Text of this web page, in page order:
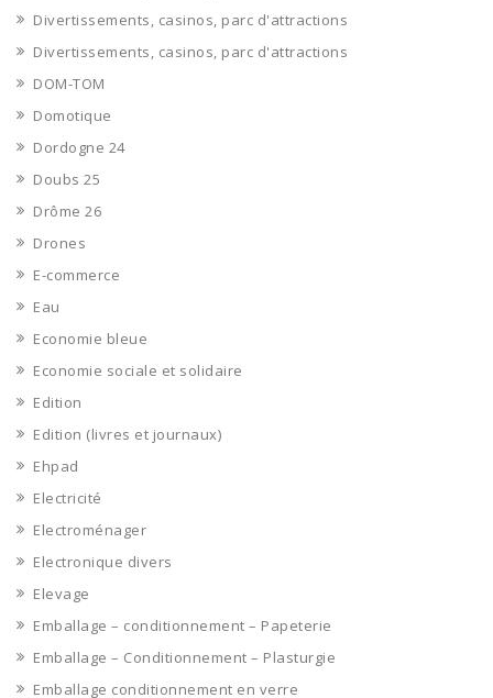
Divertissements, casinos, parc d'attractions
Divertissements, casinos, parc d'attractions
DOM-TOM
Domotique
Dordogne 24
Doubs 25
Drôme 26
Drones
E-commerce
Eau
Economie bleue
Economie sociale et solidaire
Edition
Edition (livres et journaux)
Ehpad
Electricité
Electroménager
Electronique divers
Elevage
Emballage – conditionnement – Papeterie
Emballage – Conditionnement – Plasturgie
Emballage conditionnement en verre